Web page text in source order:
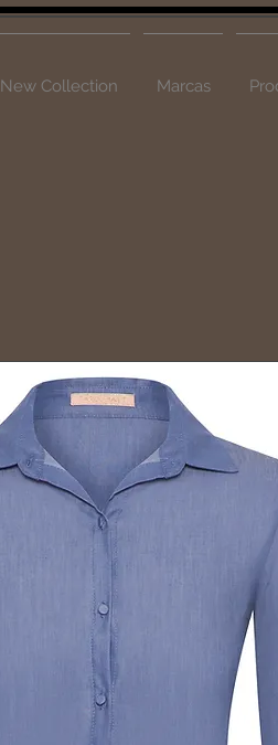
New Collection Marcas